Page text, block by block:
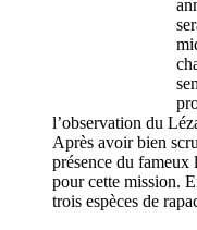
l’observation du
Après avoir bien
présence du fameux
pour cette mission.
trois espèces de